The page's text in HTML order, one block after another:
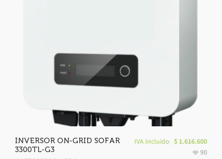
INVERSOR ON-GRID SOFAR
3300TL-G3
IVA Incluido $ 1.616.600
90